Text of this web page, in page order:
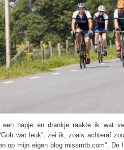
een hapje en drankje raakte ik wat
wat leuk”, zei ik, zoals achteraf
op mijn eigen blog missmtb.com”.